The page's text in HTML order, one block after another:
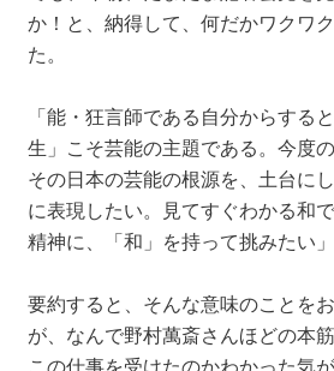
か！と、納得して、何だかワクワ
た。
「能・狂言師である自分からする
生」こそ芸能の主題である。今度
その日本の芸能の根源を、土台に
に表現したい。
見てすぐわかる和
精神に、「和」を持って挑みたい」
要約すると、そんな意味のことを
が、 なんで野村萬斎さんほどの本